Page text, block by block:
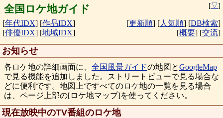
全国ロケ地ガイド [▽]
[年代IDX] [作品IDX]
[俳優IDX] [地域IDX]
[更新順] [人気順] [DB検索]
[概要] [交流]
お知らせ
各ロケ地の詳細画面に、 全国風景ガイドの地図とGoogleMap
で見る機能を追加しました。ストリートビューで見る場合な
どに便利です。地図上ですべてのロケ地の一覧を見る場合
は、ページ上部の[ロケ地マップ]を使ってください。
現在放映中のTV番組のロケ地